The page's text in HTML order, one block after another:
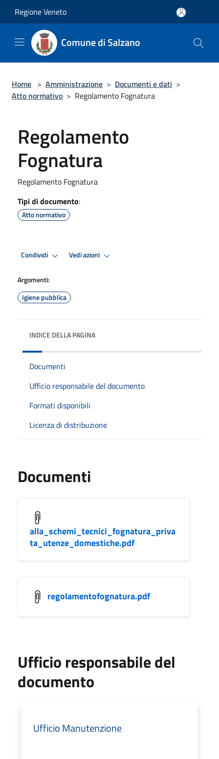
Regione Veneto
Comune di Salzano
Home > Amministrazione > Documenti e dati >
Atto normativo > Regolamento Fognatura
Regolamento
Fognatura
Regolamento Fognatura
Tipi di documento:
Atto normativo
Condividi Vedi azioni
Argomenti:
Igiene pubblica
INDICE DELLA PAGINA
Documenti
Ufficio responsabile del documento
Formati disponibili
Licenza di distribuzione
Documenti
alla_schemi_tecnici_fognatura_priva
ta_utenze_domestiche.pdf
regolamentofognatura.pdf
Ufficio responsabile del
documento
Ufficio Manutenzione